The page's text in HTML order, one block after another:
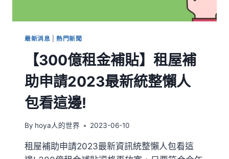
最新消息 |熱門新聞
【300億租金補貼】租屋補
助申請2023最新統整懶人
包看這邊!
By hoya人的世界 2023-06-10
租屋補助申請2023最新資訊統整懶人包看這